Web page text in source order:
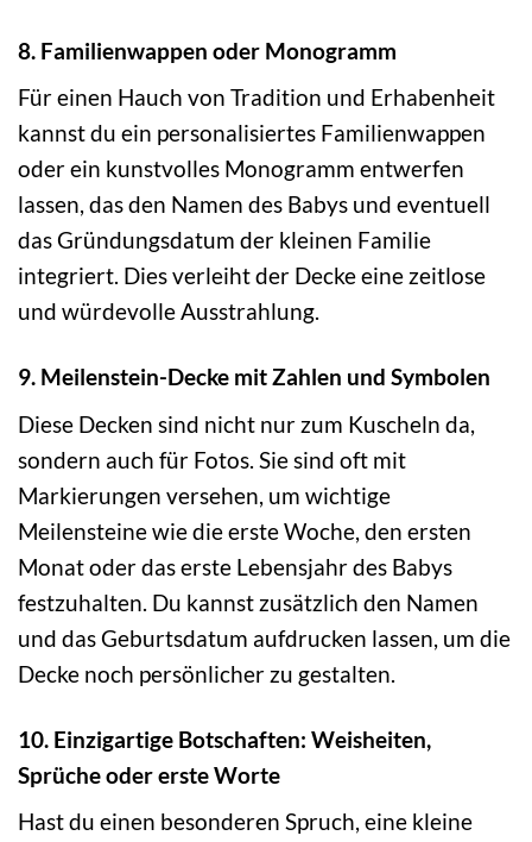
8. Familienwappen oder Monogramm
Für einen Hauch von Tradition und Erhabenheit
kannst du ein personalisiertes Familienwappen
oder ein kunstvolles Monogramm entwerfen
lassen, das den Namen des Babys und eventuell
das Gründungsdatum der kleinen Familie
integriert. Dies verleiht der Decke eine zeitlose
und würdevolle Ausstrahlung.
9. Meilenstein-Decke mit Zahlen und Symbolen
Diese Decken sind nicht nur zum Kuscheln da,
sondern auch für Fotos. Sie sind oft mit
Markierungen versehen, um wichtige
Meilensteine wie die erste Woche, den ersten
Monat oder das erste Lebensjahr des Babys
festzuhalten. Du kannst zusätzlich den Namen
und das Geburtsdatum aufdrucken lassen, um die
Decke noch persönlicher zu gestalten.
10. Einzigartige Botschaften: Weisheiten,
Sprüche oder erste Worte
Hast du einen besonderen Spruch, eine kleine